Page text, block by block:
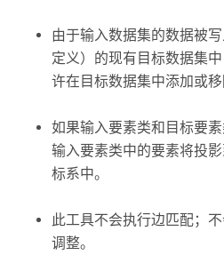
由于输入数据集的数据被
定义）的现有目标数据集
许在目标数据集中添加或移
如果输入要素类和目标要
输入要素类中的要素将投
标系中。
此工具不会执行边匹配；
调整。